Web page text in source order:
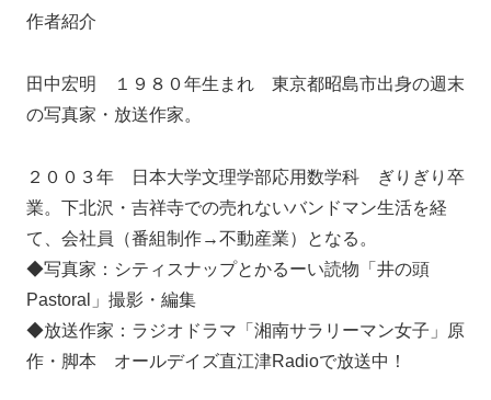
作者紹介
田中宏明 １９８０年生まれ 東京都昭島市出身の週末
の写真家・放送作家。
２００３年 日本大学文理学部応用数学科 ぎりぎり卒
業。下北沢・吉祥寺での売れないバンドマン生活を経
て、会社員（番組制作→不動産業）となる。
◆写真家：シティスナップとかるーい読物「井の頭
Pastoral」撮影・編集
◆放送作家：ラジオドラマ「湘南サラリーマン女子」原
作・脚本 オールデイズ直江津Radioで放送中！